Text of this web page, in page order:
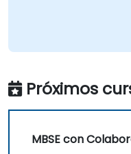
Próximos
MBSE con